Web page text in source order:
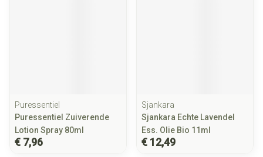
Puressentiel
Puressentiel Zuiverende
Lotion Spray 80ml
€ 7,96
Sjankara
Sjankara Echte Lavendel
Ess. Olie Bio 11ml
€ 12,49